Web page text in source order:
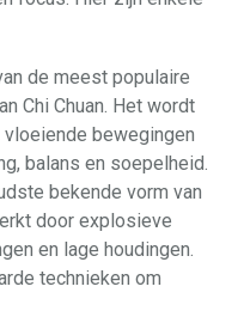
de meest populaire
Chi Chuan. Het wordt
bewegingen
balans en soepelheid.
bekende vorm van
door explosieve
en lage houdingen.
technieken om